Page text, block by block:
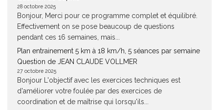
28 octobre 2025
Bonjour, Merci pour ce programme complet et équilibré.
Effectivement on se pose beaucoup de questions
pendant ces 16 semaines, mais...
Plan entrainement 5 km à 18 km/h, 5 séances par semaine
Question de JEAN CLAUDE VOLLMER
27 octobre 2025
Bonjour L'objectif avec les exercices techniques est
d'améliorer votre foulée par des exercices de
coordination et de maîtrise qui lorsqu'ils...